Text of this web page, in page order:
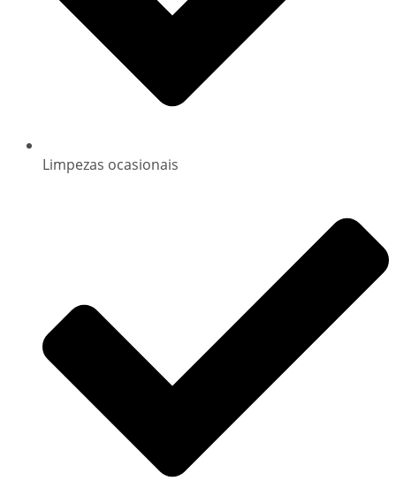
Limpezas ocasionais